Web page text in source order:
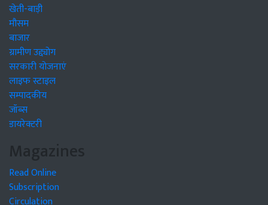
खेती-बाड़ी
मौसम
बाजार
ग्रामीण उद्द्योग
सरकारी योजनाएं
लाइफ स्टाइल
सम्पादकीय
जॉब्स
डायरेक्टरी
Magazines
Read Online
Subscription
Circulation